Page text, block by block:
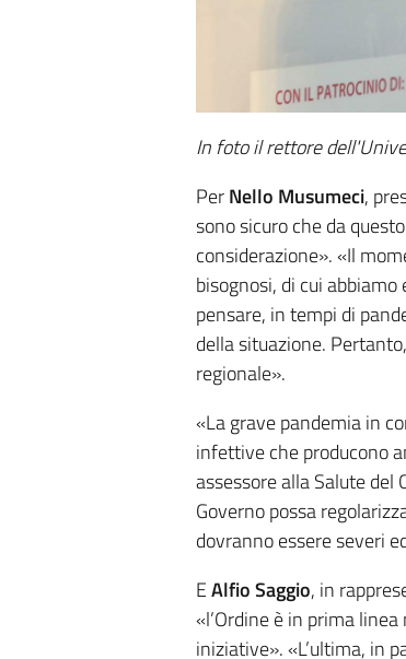
In foto il rettore
PerNello Musumeci,
sono sicuro che da
considerazione». «Il
bisognosi, di cui
pensare, in tempi di
della situazione.
regionale».
«La grave pandemia in
infettive che producono
assessore alla Salute del
Governo possa
dovranno essere severi
EAlfio Saggio, in
«l’Ordine è in prima
iniziative». «L’ultima, in